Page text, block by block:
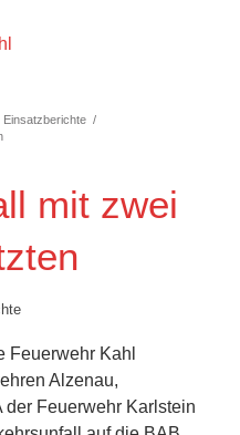
Einsatzberichte /
mit zwei
Feuerwehr Kahl
Alzenau,
Feuerwehr Karlstein